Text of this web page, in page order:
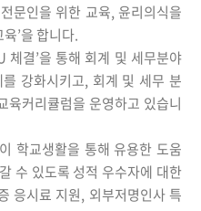
문인을 위한 교육, 윤리의식을
’을 합니다.
체결’을 통해 회계 및 세무분야
강화시키고, 회계 및 세무 분
육커리큘럼을 운영하고 있습니
학교생활을 통해 유용한 도움
수 있도록 성적 우수자에 대한
응시료 지원, 외부저명인사 특